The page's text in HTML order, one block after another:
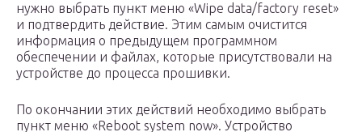
нужно выбрать пункт меню «Wipe data/factory reset»
и подтвердить действие. Этим самым очистится
информация о предыдущем программном
обеспечении и файлах, которые присутствовали на
устройстве до процесса прошивки.
По окончании этих действий необходимо выбрать
пункт меню «Reboot system now». Устройство